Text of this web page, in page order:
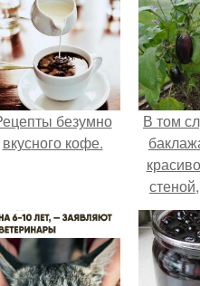
безумно
вкусного кофе.
В том
почти